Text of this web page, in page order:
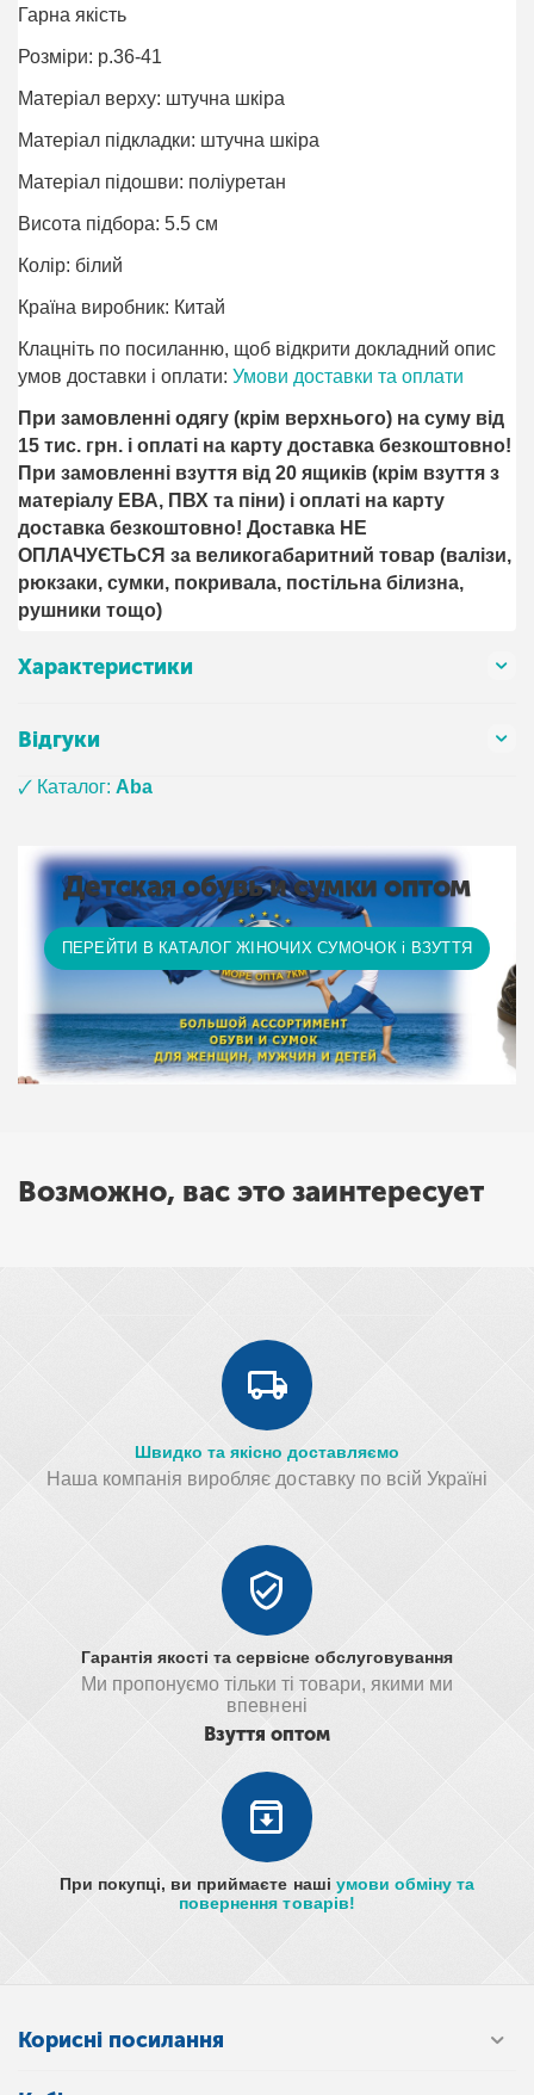
Гарна якість
Розміри: р.36-41
Матеріал верху: штучна шкіра
Матеріал підкладки: штучна шкіра
Матеріал підошви: поліурeтан
Висота підбора: 5.5 см
Колір: білий
Країна виробник: Китай
Клацніть по посиланню, щоб відкрити докладний опис
умов доставки і оплати:Умови доставки та оплати
При замовленні одягу (крім верхнього) на суму від
15 тис. грн. і оплаті на карту доставка безкоштовно!
При замовленні взуття від 20 ящиків (крім взуття з
матеріалу ЕВА, ПВХ та піни) і оплаті на карту
доставка безкоштовно! Доставка НЕ ​​
ОПЛАЧУЄТЬСЯ за великогабаритний товар (валізи,
рюкзаки, сумки, покривала, постільна білизна,
рушники тощо)
Характеристики
Відгуки
🗸 Каталог:Aba
Детская обувь и сумки оптом
ПЕРЕЙТИ В КАТАЛОГ ЖІНОЧИХ СУМОЧОК і ВЗУТТЯ
Возможно, вас это заинтересует
Швидко та якісно доставляємо
Наша компанія виробляє доставку по всій Україні
Гарантія якості та сервісне обслуговування
Ми пропонуємо тільки ті товари, якими ми
впевнені
Взуття оптом
При покупці, ви приймаєте наші умови обміну та
повернення товарів!
Корисні посилання